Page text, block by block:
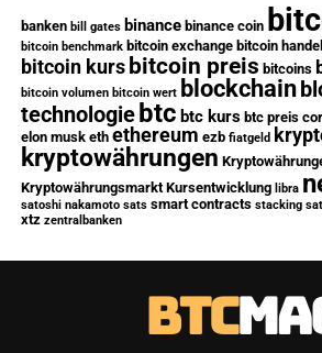
banken bill gates binance binance coin
bitcoin benchmark bitcoin exchange bitcoin
bitcoin kurs bitcoin preis bitcoins
bitcoin volumen bitcoin wert blockchain
technologie btc btc kurs btc preis
elon musk eth ethereum ezb fiatgeld
kryptowährungen
Kryptowährungsmarkt Kursentwicklung libra
satoshi nakamoto sats smart contracts stacking
xtz zentralbanken